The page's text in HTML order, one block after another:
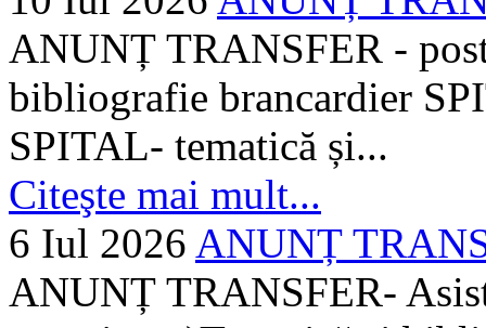
ANUNȚ TRANSFER -
bibliografie brancardier
SPITAL- tematică și...
Citeşte mai mult...
6 Iul 2026 ANUNȚ
ANUNȚ TRANSFER-